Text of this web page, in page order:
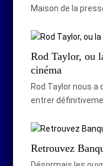
Maison de la
Rod Taylor, ou
cinéma
Rod Taylor nous a
entrer
Retrouvez